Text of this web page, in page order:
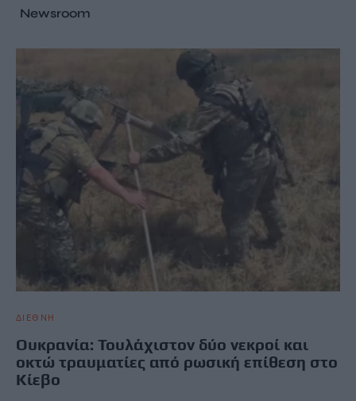
Newsroom
ΔΙΕΘΝΗ
Ουκρανία: Τουλάχιστον δύο νεκροί και
οκτώ τραυματίες από ρωσική επίθεση στο
Κίεβο